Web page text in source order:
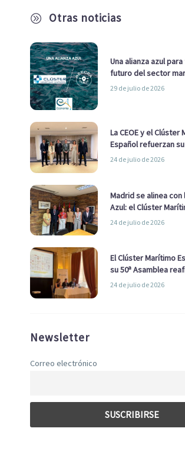
A Otras noticias
Una alianza azul
futuro del sector
29 de julio de 2026
La CEOE y el Clúster
Español refuerzan
impulsar una
24 de julio de 2026
Madrid se alinea con
Azul: el Clúster
la Real Liga Naval
24 de julio de 2026
El Clúster Marítimo
su 50ª Asamblea
liderazgo en la
24 de julio de 2026
Newsletter
Correo electrónico